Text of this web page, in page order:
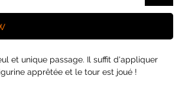
et unique passage. Il suffit d'appliquer
apprêtée et le tour est joué !